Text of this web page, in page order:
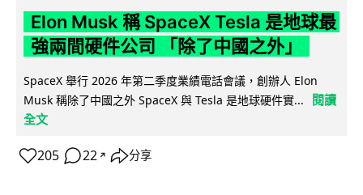
Elon Musk 稱 SpaceX Tesla 是地球最
強兩間硬件公司 「除了中國之外」
SpaceX 舉行 2026 年第二季度業績電話會議，創辦人 Elon
Musk 稱除了中國之外 SpaceX 與 Tesla 是地球硬件實...
閱讀
全文
205 22 ↗ 分享